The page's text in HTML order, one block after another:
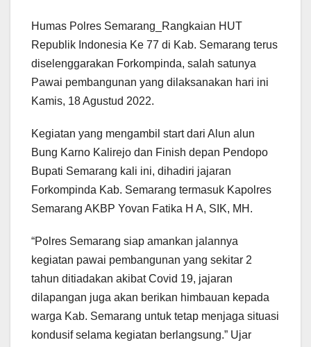
Humas Polres Semarang_Rangkaian HUT
Republik Indonesia Ke 77 di Kab. Semarang terus
diselenggarakan Forkompinda, salah satunya
Pawai pembangunan yang dilaksanakan hari ini
Kamis, 18 Agustud 2022.
Kegiatan yang mengambil start dari Alun alun
Bung Karno Kalirejo dan Finish depan Pendopo
Bupati Semarang kali ini, dihadiri jajaran
Forkompinda Kab. Semarang termasuk Kapolres
Semarang AKBP Yovan Fatika H A, SIK, MH.
“Polres Semarang siap amankan jalannya
kegiatan pawai pembangunan yang sekitar 2
tahun ditiadakan akibat Covid 19, jajaran
dilapangan juga akan berikan himbauan kepada
warga Kab. Semarang untuk tetap menjaga situasi
kondusif selama kegiatan berlangsung.” Ujar